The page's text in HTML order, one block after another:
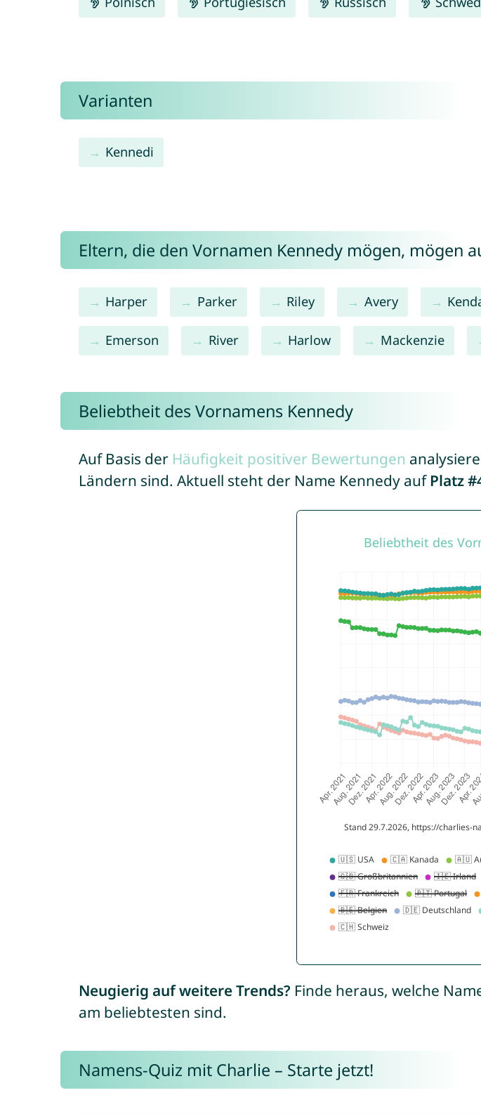
Varianten
Kennedi
Eltern, die den Vornamen Kennedy mögen, mögen
Harper Parker Riley Avery
Emerson River Harlow Mackenzie
Beliebtheit des Vornamens Kennedy
Auf Basis der Häufigkeit positiver Bewertungen
Ländern sind. Aktuell steht der Name Kennedy auf Platz
Neugierig auf weitere Trends? Finde heraus, welche
am beliebtesten sind.
Namens-Quiz mit Charlie – Starte jetzt!